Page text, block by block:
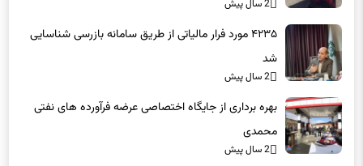
۴۲۳۵ مورد فرار مالیاتی از طریق سامانه بازرسی شناسایی
شد
2 سال پیش
بهره برداری از جایگاه اختصاصی عرضه فرآورده های نفتی
محمدی
آموزشگاه آزاد فنی و حرفه ای پارک علم و زندگی هوش آزما